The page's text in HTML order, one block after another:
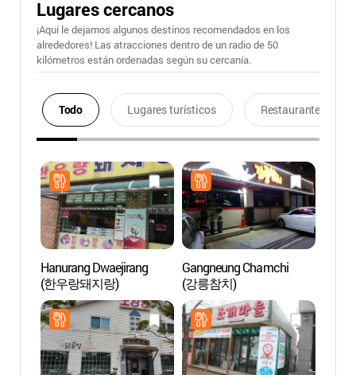
Lugares cercanos
¡Aquí le dejamos algunos destinos recomendados en los
alrededores! Las atracciones dentro de un radio de 50
kilómetros están ordenadas según su cercanía.
Todo Lugares turísticos Restaurantes
Hanurang Dwaejirang
(한우랑돼지랑)
Gangneung Chamchi
(강릉참치)